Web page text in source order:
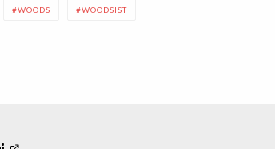
WOODS WOODSIST